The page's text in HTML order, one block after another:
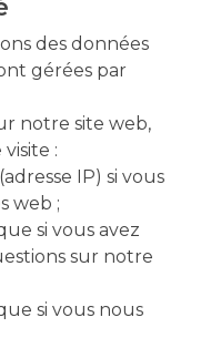
des données
gérées par
notre site web,
:
IP) si vous
web ;
si vous avez
sur notre
si vous nous